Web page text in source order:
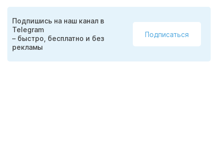
Подпишись на наш канал в
Telegram
– быстро, бесплатно и без
рекламы
Подписаться